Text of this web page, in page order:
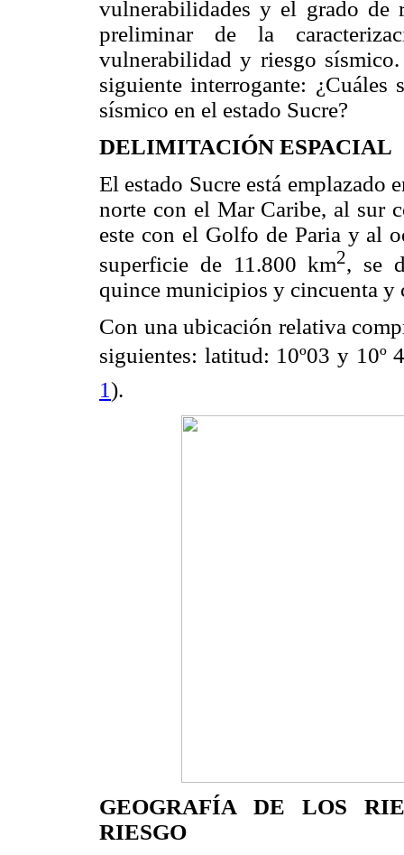
vulnerabilidades y el grado de
preliminar de la
vulnerabilidad y riesgo
siguiente interrogante: ¿Cuáles
sísmico en el estado Sucre?
DELIMITACIÓN ESPACIAL
El estado Sucre está
norte con el Mar Caribe, al sur
este con el Golfo de Paria y al
superficie de 11.800 km2, se
quince municipios y cincuenta y
Con una ubicación relativa
siguientes: latitud: 10º03 y 10º
1).
GEOGRAFÍA DE LOS
RIESGO